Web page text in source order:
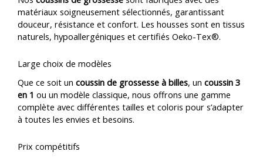
matériaux soigneusement sélectionnés, garantissant
douceur, résistance et confort. Les housses sont en tissus
naturels, hypoallergéniques et certifiés Oeko-Tex®.
Large choix de modèles
Que ce soit un coussin de grossesse à billes, un coussin 3
en 1 ou un modèle classique, nous offrons une gamme
complète avec différentes tailles et coloris pour s’adapter
à toutes les envies et besoins.
Prix compétitifs